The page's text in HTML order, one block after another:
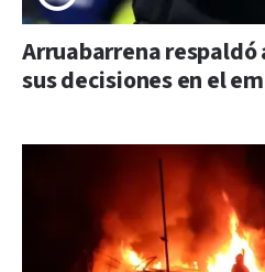
Arruabarrena respaldó
sus decisiones en el